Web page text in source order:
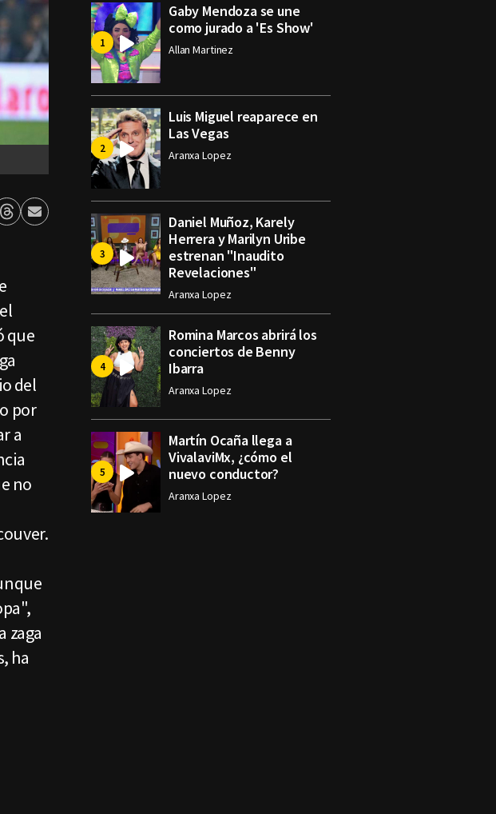
ThreadsEnviar
que
del
por
a
no
zaga
ha
Gaby Mendoza se une
como jurado a 'Es Show'
Allan Martinez
Luis Miguel reaparece en
Las Vegas
Aranxa Lopez
Daniel Muñoz, Karely
Herrera y Marilyn Uribe
estrenan "Inaudito
Revelaciones"
Aranxa Lopez
Romina Marcos abrirá los
conciertos de Benny
Ibarra
Aranxa Lopez
Martín Ocaña llega a
VivalaviMx, ¿cómo el
nuevo conductor?
Aranxa Lopez